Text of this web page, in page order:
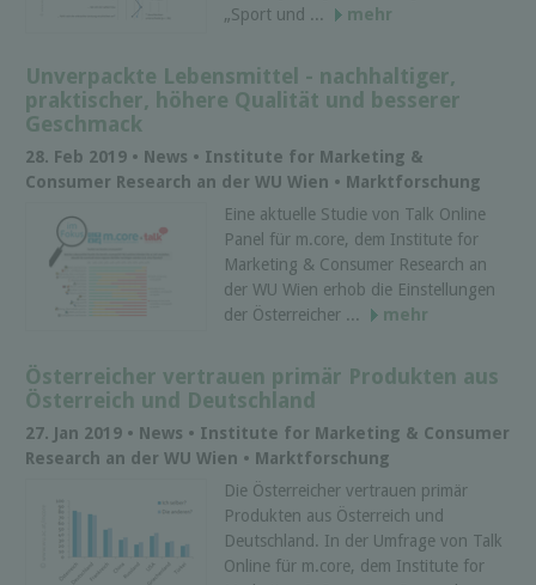
„Sport und ...
mehr
Unverpackte Lebensmittel - nachhaltiger,
praktischer, höhere Qualität und besserer
Geschmack
28. Feb 2019 • News • Institute for Marketing &
Consumer Research an der WU Wien • Marktforschung
Eine aktuelle Studie von Talk Online
Panel für m.core, dem Institute for
Marketing & Consumer Research an
der WU Wien erhob die Einstellungen
der Österreicher ...
mehr
Österreicher vertrauen primär Produkten aus
Österreich und Deutschland
27. Jan 2019 • News • Institute for Marketing & Consumer
Research an der WU Wien • Marktforschung
Die Österreicher vertrauen primär
Produkten aus Österreich und
Deutschland. In der Umfrage von Talk
Online für m.core, dem Institute for